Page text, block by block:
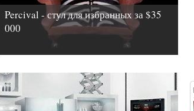
Percival - стул для избранных за $35
000